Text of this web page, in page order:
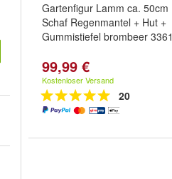
Gartenfigur Lamm ca. 50cm
Schaf Regenmantel + Hut +
Gummistiefel brombeer 3361
99,99 €
Kostenloser Versand
20